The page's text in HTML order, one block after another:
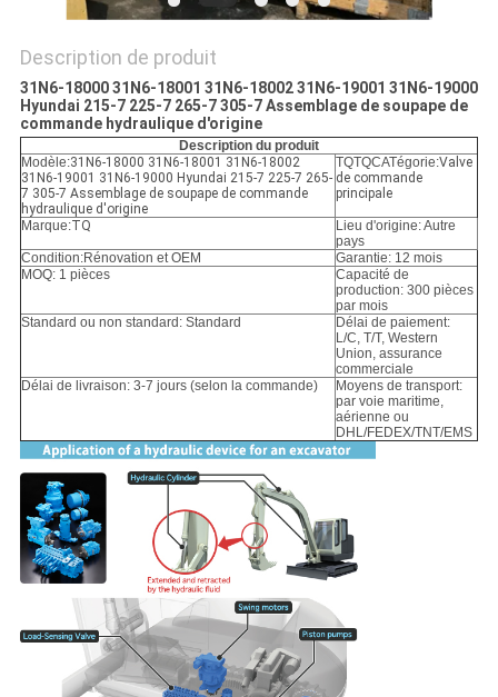
POLITIQUE
DE
CONFIDENTIALITÉ
Description de produit
31N6-18000 31N6-18001 31N6-18002 31N6-19001 31N6-19000
Hyundai 215-7 225-7 265-7 305-7 Assemblage de soupape de
commande hydraulique d'origine
Description du produit
Modèle:31N6-18000 31N6-18001 31N6-18002
31N6-19001 31N6-19000 Hyundai 215-7 225-7 265-
7 305-7 Assemblage de soupape de commande
hydraulique d'origine
TQTQCATégorie:Valve
de commande
principale
Marque:TQ
Lieu d'origine: Autre
pays
Condition:Rénovation et OEM
Garantie: 12 mois
MOQ: 1 pièces
Capacité de
production: 300 pièces
par mois
Standard ou non standard: Standard
Délai de paiement:
L/C, T/T, Western
Union, assurance
commerciale
Délai de livraison: 3-7 jours (selon la commande)
Moyens de transport:
par voie maritime,
aérienne ou
DHL/FEDEX/TNT/EMS